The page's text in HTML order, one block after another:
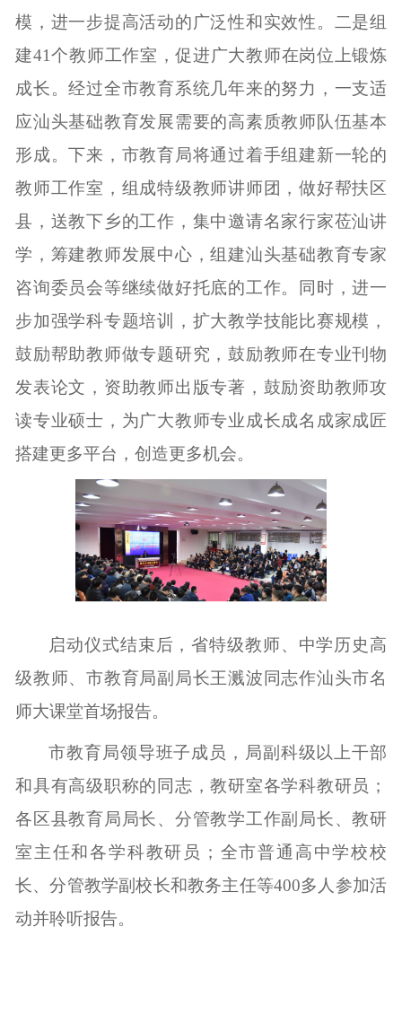
模，进一步提高活动的广泛性和实效性。二是组
建41个教师工作室，促进广大教师在岗位上锻炼
成长。经过全市教育系统几年来的努力，一支适
应汕头基础教育发展需要的高素质教师队伍基本
形成。下来，市教育局将通过着手组建新一轮的
教师工作室，组成特级教师讲师团，做好帮扶区
县，送教下乡的工作，集中邀请名家行家莅汕讲
学，筹建教师发展中心，组建汕头基础教育专家
咨询委员会等继续做好托底的工作。同时，进一
步加强学科专题培训，扩大教学技能比赛规模，
鼓励帮助教师做专题研究，鼓励教师在专业刊物
发表论文，资助教师出版专著，鼓励资助教师攻
读专业硕士，为广大教师专业成长成名成家成匠
搭建更多平台，创造更多机会。
启动仪式结束后，省特级教师、中学历史高
级教师、市教育局副局长王溅波同志作汕头市名
师大课堂首场报告。
市教育局领导班子成员，局副科级以上干部
和具有高级职称的同志，教研室各学科教研员；
各区县教育局局长、分管教学工作副局长、教研
室主任和各学科教研员；全市普通高中学校校
长、分管教学副校长和教务主任等400多人参加活
动并聆听报告。